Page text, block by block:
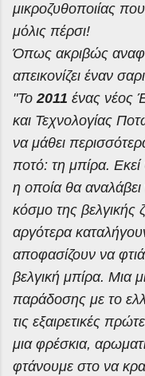
μικροζυθοποιίας
μόλις πέρσι!
Όπως ακριβώς
απεικονίζει έναν
"Το2011 ένας νέος
και Τεχνολογίας
να μάθει
ποτό: τη μπίρα.
η οποία θα
κόσμο της βελγικής
αργότερα
αποφασίζουν να
βελγική μπίρα. Μια
παράδοσης με το
τις εξαιρετικές
μια φρέσκια,
φτάνουμε στο να